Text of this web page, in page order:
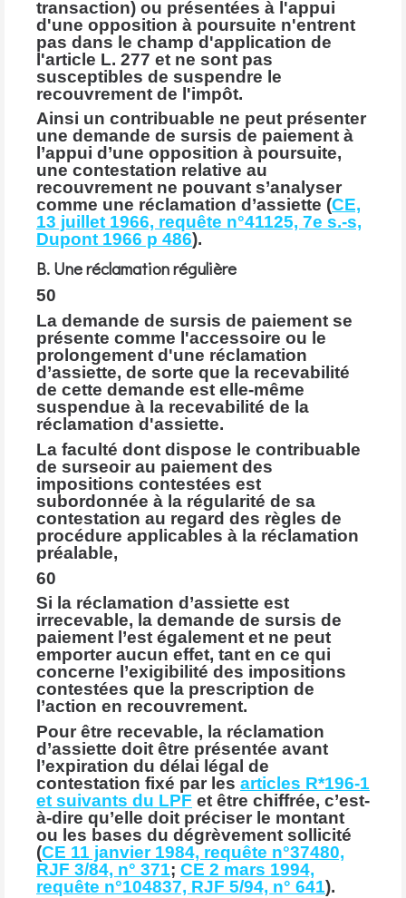
transaction) ou présentées à l'appui
d'une opposition à poursuite n'entrent
pas dans le champ d'application de
l'article L. 277 et ne sont pas
susceptibles de suspendre le
recouvrement de l'impôt.
Ainsi un contribuable ne peut présenter
une demande de sursis de paiement à
l’appui d’une opposition à poursuite,
une contestation relative au
recouvrement ne pouvant s’analyser
comme une réclamation d’assiette (CE,
13 juillet 1966, requête n°41125, 7e s.-s,
Dupont 1966 p 486).
B. Une réclamation régulière
50
La demande de sursis de paiement se
présente comme l'accessoire ou le
prolongement d'une réclamation
d’assiette, de sorte que la recevabilité
de cette demande est elle-même
suspendue à la recevabilité de la
réclamation d'assiette.
La faculté dont dispose le contribuable
de surseoir au paiement des
impositions contestées est
subordonnée à la régularité de sa
contestation au regard des règles de
procédure applicables à la réclamation
préalable,
60
Si la réclamation d’assiette est
irrecevable, la demande de sursis de
paiement l’est également et ne peut
emporter aucun effet, tant en ce qui
concerne l’exigibilité des impositions
contestées que la prescription de
l’action en recouvrement.
Pour être recevable, la réclamation
d’assiette doit être présentée avant
l’expiration du délai légal de
contestation fixé par les articles R*196-1
et suivants du LPF et être chiffrée, c’est-
à-dire qu’elle doit préciser le montant
ou les bases du dégrèvement sollicité
(CE 11 janvier 1984, requête n°37480,
RJF 3/84, n° 371; CE 2 mars 1994,
requête n°104837, RJF 5/94, n° 641).